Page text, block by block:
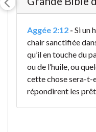
Aggée 2:12 - Si un
chair sanctifiée
qu’il en touche du
ou de l’huile, ou
cette chose sera-t-
répondirent les